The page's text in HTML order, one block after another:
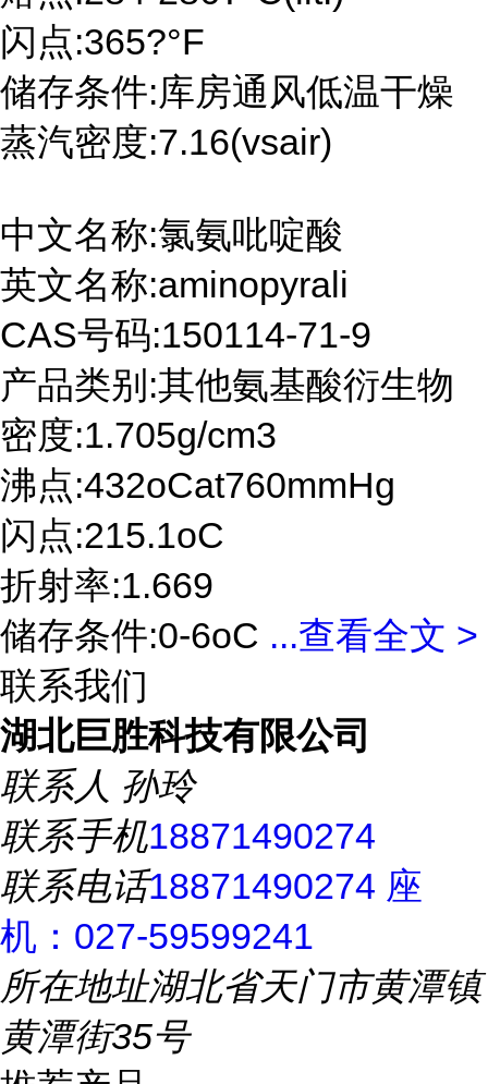
闪点:365?°F
储存条件:库房通风低温干燥
蒸汽密度:7.16(vsair)
中文名称:氯氨吡啶酸
英文名称:aminopyrali
CAS号码:150114-71-9
产品类别:其他氨基酸衍生物
密度:1.705g/cm3
沸点:432oCat760mmHg
闪点:215.1oC
折射率:1.669
储存条件:0-6oC ...查看全文 >
联系我们
湖北巨胜科技有限公司
联系人 孙玲
联系手机18871490274
联系电话18871490274 座
机：027-59599241
所在地址湖北省天门市黄潭镇
黄潭街35号